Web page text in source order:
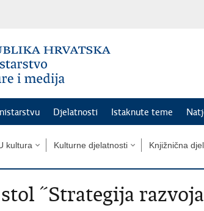
Djelatnosti Istaknute teme
kultura Kulturne djelatnosti Knjižnična
˝Strategija